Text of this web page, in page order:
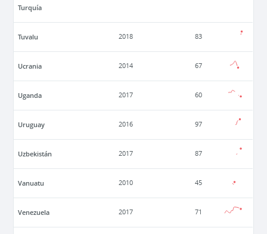
Turquía
Tuvalu 2018 83
Ucrania 2014 67
Uganda 2017 60
Uruguay 2016 97
Uzbekistán 2017 87
Vanuatu 2010 45
Venezuela 2017 71